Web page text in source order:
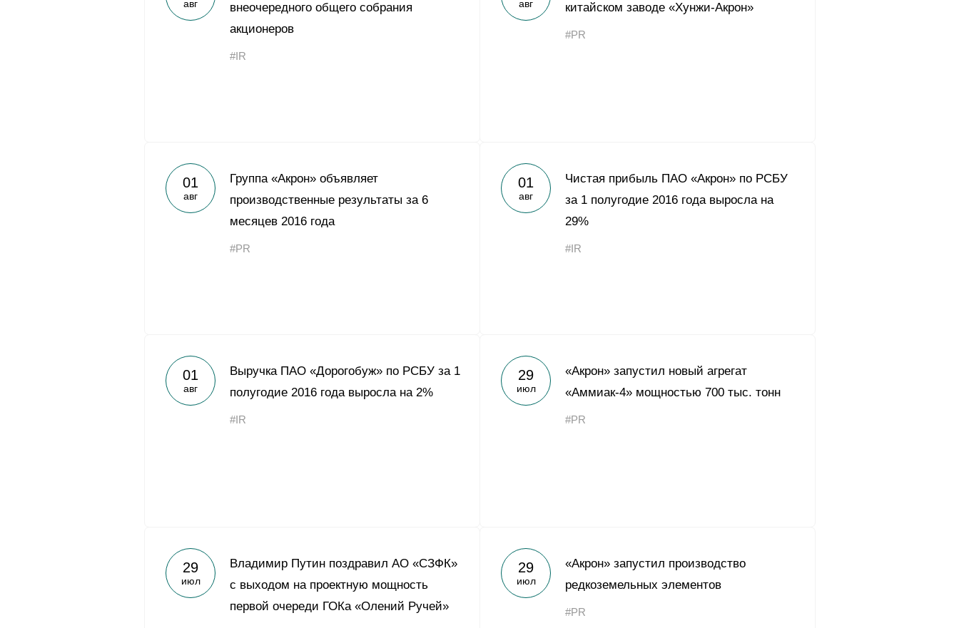
авг
внеочередного общего собрания
акционеров
#IR
авг
китайском заводе «Хунжи-Акрон»
#PR
01
авг
Группа «Акрон» объявляет
производственные результаты за 6
месяцев 2016 года
#PR
01
авг
Чистая прибыль ПАО «Акрон» по РСБУ
за 1 полугодие 2016 года выросла на
29%
#IR
01
авг
Выручка ПАО «Дорогобуж» по РСБУ за 1
полугодие 2016 года выросла на 2%
#IR
29
июл
«Акрон» запустил новый агрегат
«Аммиак-4» мощностью 700 тыс. тонн
#PR
29
июл
Владимир Путин поздравил АО «СЗФК»
с выходом на проектную мощность
первой очереди ГОКа «Олений Ручей»
29
июл
«Акрон» запустил производство
редкоземельных элементов
#PR